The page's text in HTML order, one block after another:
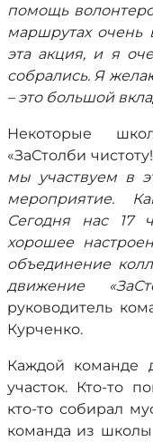
помощь
маршрутах очень
эта акция, и я
собрались. Я
– это большой
Некоторые
«ЗаСтолби
мы участвуем в
мероприятие.
Сегодня нас 17
хорошее
объединение
движение
руководитель
Курченко.
Каждой команде
участок. Кто-то
кто-то собирал
команда из